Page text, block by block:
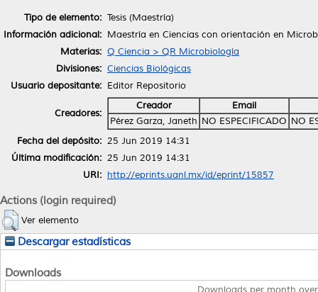
Tipo de elemento: Tesis (Maestría)
Información adicional: Maestría en Ciencias con orientación en
Materias: Q Ciencia > QR Microbiología
Divisiones: Ciencias Biológicas
Usuario depositante: Editor Repositorio
Creadores:
Creador
Email
Pérez Garza, Janeth NO ESPECIFICADO NO
Fecha del depósito: 25 Jun 2019 14:31
Última modificación: 25 Jun 2019 14:31
URI: http://eprints.uanl.mx/id/eprint/15857
Actions (login required)
Ver elemento
Descargar estadísticas
Downloads
Downloads per month